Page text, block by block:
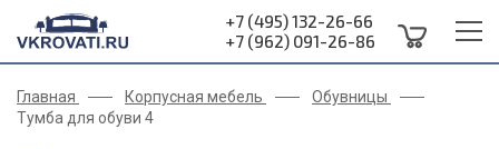
+7 (495) 132-26-66
+7 (962) 091-26-86
Главная Корпусная мебель
Обувницы
Тумба для обуви 4